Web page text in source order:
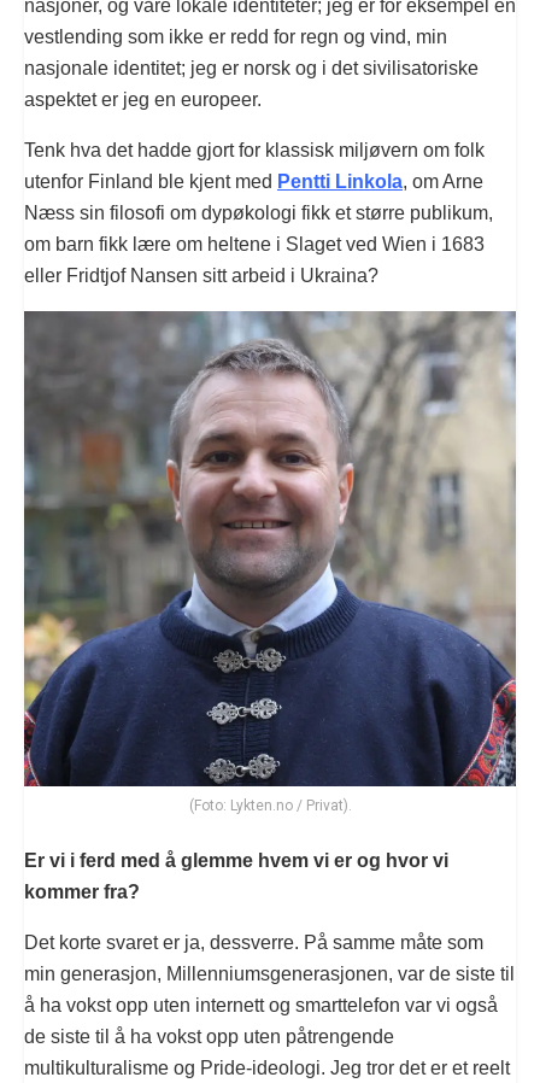
nasjoner, og våre lokale identiteter; jeg er for eksempel en
vestlending som ikke er redd for regn og vind, min
nasjonale identitet; jeg er norsk og i det sivilisatoriske
aspektet er jeg en europeer.
Tenk hva det hadde gjort for klassisk miljøvern om folk
utenfor Finland ble kjent med Pentti Linkola, om Arne
Næss sin filosofi om dypøkologi fikk et større publikum,
om barn fikk lære om heltene i Slaget ved Wien i 1683
eller Fridtjof Nansen sitt arbeid i Ukraina?
(Foto: Lykten.no / Privat).
Er vi i ferd med å glemme hvem vi er og hvor vi
kommer fra?
Det korte svaret er ja, dessverre. På samme måte som
min generasjon, Millenniumsgenerasjonen, var de siste til
å ha vokst opp uten internett og smarttelefon var vi også
de siste til å ha vokst opp uten påtrengende
multikulturalisme og Pride-ideologi. Jeg tror det er et reelt